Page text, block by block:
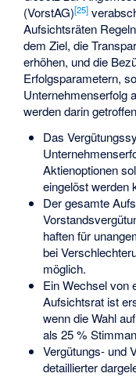
(VorstAG)[25]
Aufsichtsräten
dem Ziel, die
erhöhen, und die
Erfolgsparametern,
Unternehmenserfolg
werden darin
Das
Aktienoptionen
eingelöst werden
Der gesamte
haften für
bei
möglich.
Ein Wechsel von
Aufsichtsrat ist
wenn die Wahl
als 25 %
Vergütungs- und
detaillierter